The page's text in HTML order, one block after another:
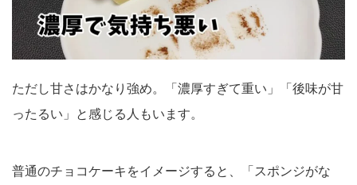
ただし甘さはかなり強め。「濃厚すぎて重い」「後味が甘
ったるい」と感じる人もいます。
普通のチョコケーキをイメージすると、「スポンジがな